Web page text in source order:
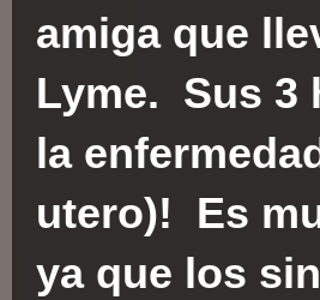
amiga que
Lyme. Sus 3
la
utero)! Es
ya que los